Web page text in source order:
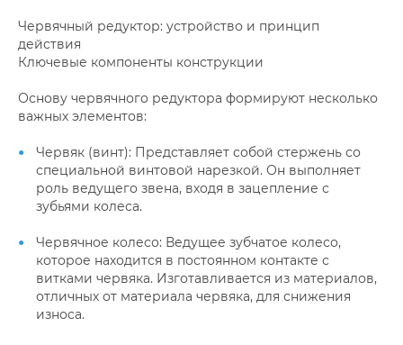
Червячный редуктор: устройство и принцип
действия
Ключевые компоненты конструкции
Основу червячного редуктора формируют несколько
важных элементов:
Червяк (винт): Представляет собой стержень со
специальной винтовой нарезкой. Он выполняет
роль ведущего звена, входя в зацепление с
зубьями колеса.
Червячное колесо: Ведущее зубчатое колесо,
которое находится в постоянном контакте с
витками червяка. Изготавливается из материалов,
отличных от материала червяка, для снижения
износа.